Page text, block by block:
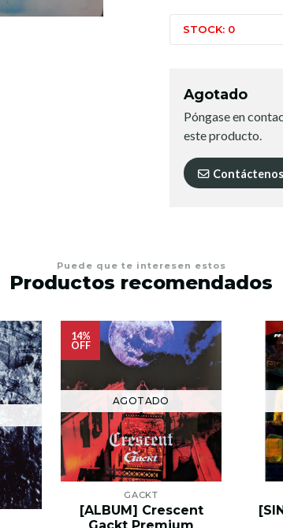
STOCK: 0
Agotado
Póngase en
este producto.
Contáctenos
Puede que te interesen estos
Productos recomendados
14%
OFF
AGOTADO
GACKT
[ALBUM] Crescent